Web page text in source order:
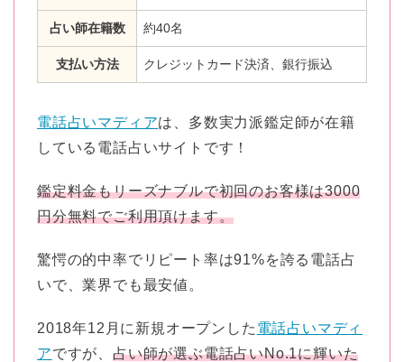
占い師在籍数 約40名
支払い方法 クレジットカード決済、銀行振込
電話占いマディアは、多数実力派鑑定師が在籍
している電話占いサイトです！
鑑定料金もリーズナブルで初回のお客様は3000
円分無料でご利用頂けます。
驚愕の的中率でリピート率は91%を誇る電話占
いで、業界でも最安値。
2018年12月に新規オープンした 電話占いマディ
アですが、占い師が選ぶ電話占いNo.1に輝いた